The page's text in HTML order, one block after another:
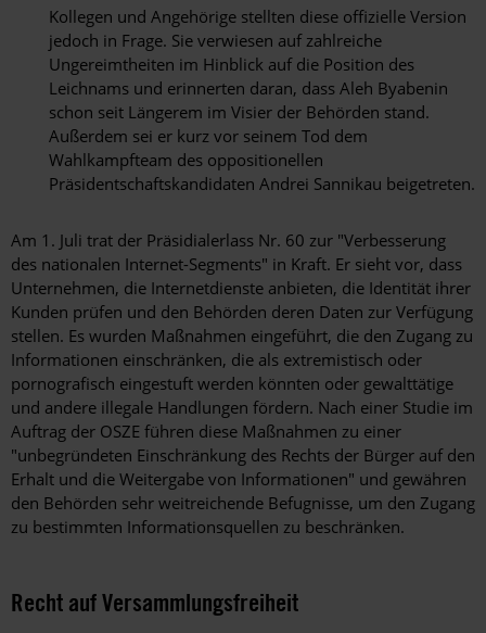
Kollegen und Angehörige stellten diese offizielle Version
jedoch in Frage. Sie verwiesen auf zahlreiche
Ungereimtheiten im Hinblick auf die Position des
Leichnams und erinnerten daran, dass Aleh Byabenin
schon seit Längerem im Visier der Behörden stand.
Außerdem sei er kurz vor seinem Tod dem
Wahlkampfteam des oppositionellen
Präsidentschaftskandidaten Andrei Sannikau beigetreten.
Am 1. Juli trat der Präsidialerlass Nr. 60 zur "Verbesserung
des nationalen Internet-Segments" in Kraft. Er sieht vor, dass
Unternehmen, die Internetdienste anbieten, die Identität ihrer
Kunden prüfen und den Behörden deren Daten zur Verfügung
stellen. Es wurden Maßnahmen eingeführt, die den Zugang zu
Informationen einschränken, die als extremistisch oder
pornografisch eingestuft werden könnten oder gewalttätige
und andere illegale Handlungen fördern. Nach einer Studie im
Auftrag der OSZE führen diese Maßnahmen zu einer
"unbegründeten Einschränkung des Rechts der Bürger auf den
Erhalt und die Weitergabe von Informationen" und gewähren
den Behörden sehr weitreichende Befugnisse, um den Zugang
zu bestimmten Informationsquellen zu beschränken.
Recht auf Versammlungsfreiheit